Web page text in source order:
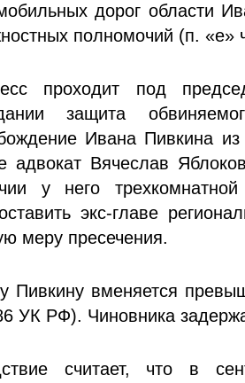
дорог области
полномочий (п. «е»
проходит под
защита
Ивана Пивкина
адвокат Вячеслав
у него
экс-главе
меру пресечения.
Пивкину вменяется
УК РФ). Чиновника
считает, что в